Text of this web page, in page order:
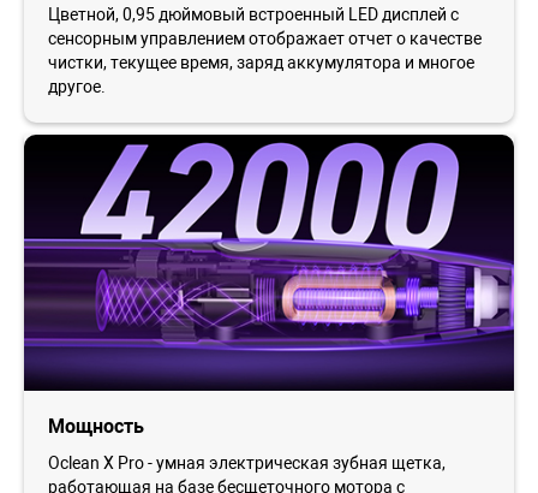
Цветной, 0,95 дюймовый встроенный LED дисплей с
сенсорным управлением отображает отчет о качестве
чистки, текущее время, заряд аккумулятора и многое
другое.
Мощность
Oclean X Pro - умная электрическая зубная щетка,
работающая на базе бесщеточного мотора с